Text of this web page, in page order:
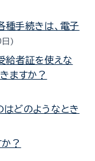
種手続きは、電子
給者証を使えな
ますか？
はどのようなとき
？